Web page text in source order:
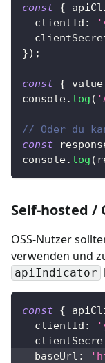
const {
clientId :
}) ;
const { value
console. log (
// Oder du
const
console. log (
Self-hosted /
OSS-Nutzer
verwenden und
apiIndicator
const {
clientId :
baseUrl :